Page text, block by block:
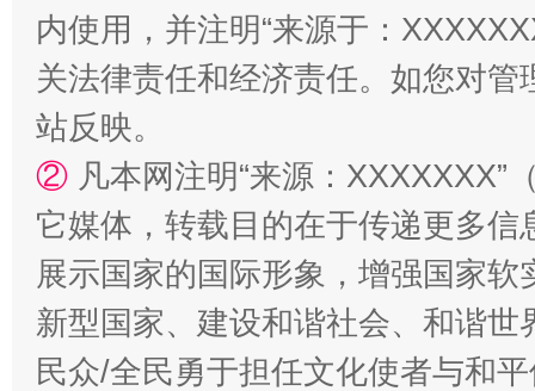
内使用，并注明“来源于：
关法律责任和经济责任。如您对
站反映。
② 凡本网注明“来源：
它媒体，转载目的在于传递更多
展示国家的国际形象，增强国家
新型国家、建设和谐社会、和谐
民众/全民勇于担任文化使者与和